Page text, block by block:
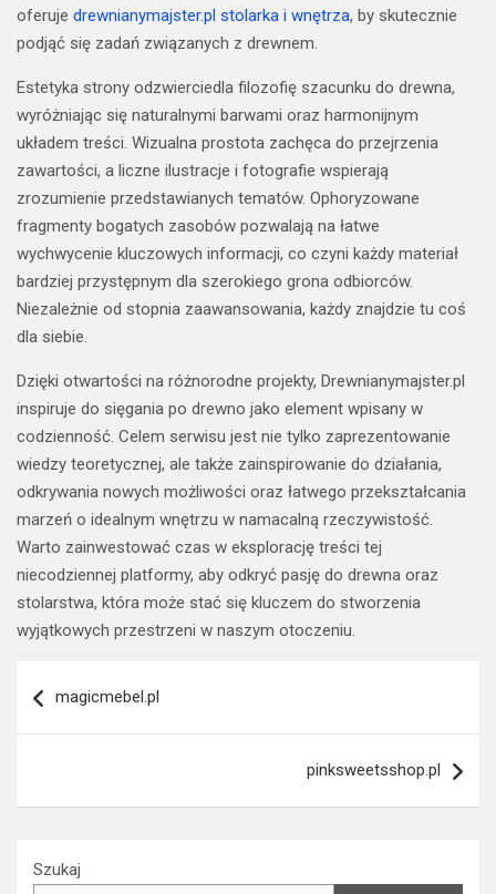
oferuje drewnianymajster.pl stolarka i wnętrza, by skutecznie
podjąć się zadań związanych z drewnem.
Estetyka strony odzwierciedla filozofię szacunku do drewna,
wyróżniając się naturalnymi barwami oraz harmonijnym
układem treści. Wizualna prostota zachęca do przejrzenia
zawartości, a liczne ilustracje i fotografie wspierają
zrozumienie przedstawianych tematów. Ophoryzowane
fragmenty bogatych zasobów pozwalają na łatwe
wychwycenie kluczowych informacji, co czyni każdy materiał
bardziej przystępnym dla szerokiego grona odbiorców.
Niezależnie od stopnia zaawansowania, każdy znajdzie tu coś
dla siebie.
Dzięki otwartości na różnorodne projekty, Drewnianymajster.pl
inspiruje do sięgania po drewno jako element wpisany w
codzienność. Celem serwisu jest nie tylko zaprezentowanie
wiedzy teoretycznej, ale także zainspirowanie do działania,
odkrywania nowych możliwości oraz łatwego przekształcania
marzeń o idealnym wnętrzu w namacalną rzeczywistość.
Warto zainwestować czas w eksplorację treści tej
niecodziennej platformy, aby odkryć pasję do drewna oraz
stolarstwa, która może stać się kluczem do stworzenia
wyjątkowych przestrzeni w naszym otoczeniu.
wpisu
magicmebel.pl
pinksweetsshop.pl
Szukaj